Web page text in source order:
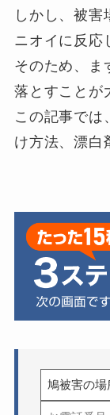
しかし、被害
ニオイに反応
そのため、ま
落とすことが
この記事では
け方法、漂白